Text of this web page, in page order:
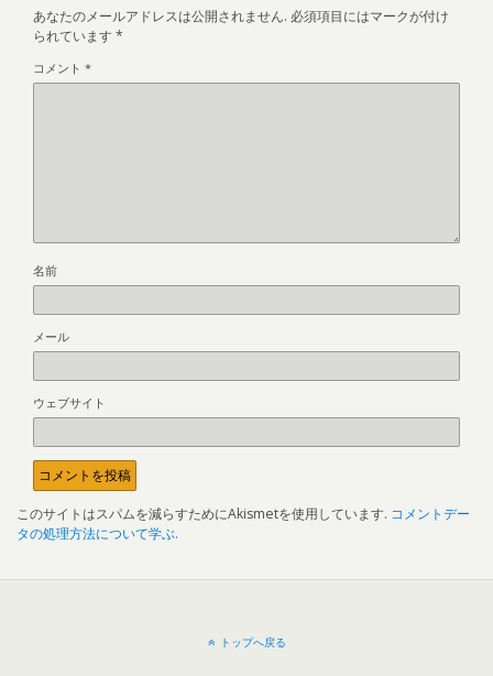
あなたのメールアドレスは公開されません. 必須項目にはマークが付け
られています *
コメント *
名前
メール
ウェブサイト
このサイトはスパムを減らすためにAkismetを使用しています. コメントデー
タの処理方法について学ぶ.
トップへ戻る